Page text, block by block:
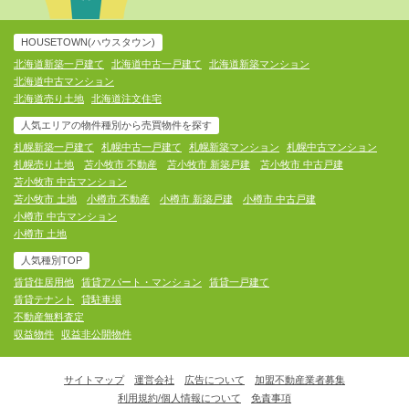
HOUSETOWN(ハウスタウン)
北海道新築一戸建て
北海道中古一戸建て
北海道新築マンション
北海道中古マンション
北海道売り土地
北海道注文住宅
人気エリアの物件種別から売買物件を探す
札幌新築一戸建て
札幌中古一戸建て 札幌新築マンション
札幌中古マンション
札幌売り土地
苫小牧市 不動産 苫小牧市 新築戸建
苫小牧市 中古戸建
苫小牧市 中古マンション
苫小牧市 土地
小樽市 不動産 小樽市 新築戸建
小樽市 中古戸建
小樽市 中古マンション
小樽市 土地
人気種別TOP
賃貸住居用他
賃貸アパート・マンション
賃貸一戸建て
賃貸テナント
貸駐車場
不動産無料査定
収益物件
収益非公開物件
サイトマップ 運営会社 広告について
加盟不動産業者募集
利用規約/個人情報について
免責事項